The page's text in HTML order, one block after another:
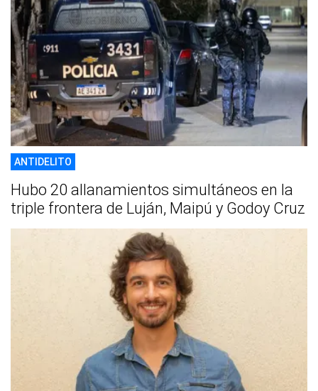
ANTIDELITO
Hubo 20 allanamientos simultáneos en la
triple frontera de Luján, Maipú y Godoy Cruz